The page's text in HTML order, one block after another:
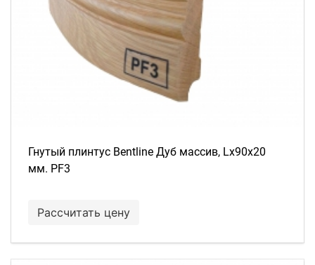
Гнутый плинтус Bentline Дуб массив, Lх90х20
мм. PF3
Рассчитать цену